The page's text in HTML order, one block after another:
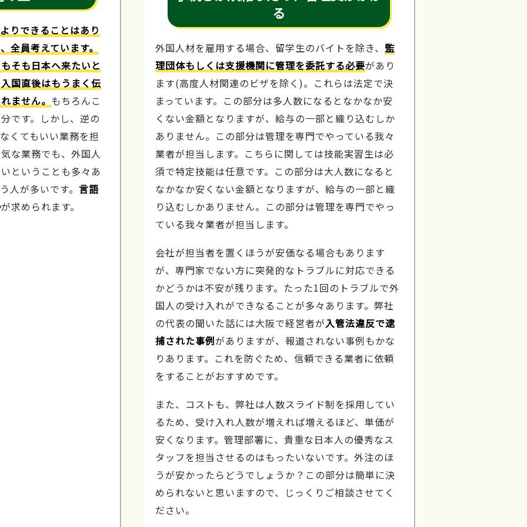
りできることはあり
全員考えています。
そも日本へ来たいと
国直後はもうまく伝
ません。 もちろんこ
です。しかし、逆の
くてもいい業務を担
な業務でも、外国人
ということも多々あ
人が多いです。 言語
が求められます。
る
外国人材を雇用する場合、留学生のバイトを除き、 監
理団体もしくは支援機関に管理を委託する必要があり
ます(高度人材関連のビザを除く)。これらは法定で決
まっています。この部分は多人数になるとなかなか安
くない金額となりますが、給与の一部と織り込むしか
ありません。この部分は管理を専門でやっている我々
業者が担当します。こちらに関しては技能実習生は必
須で特定技能は任意です。この部分は大人数になると
なかなか安くない金額となりますが、給与の一部と織
り込むしかありません。この部分は管理を専門でやっ
ている我々業者が担当します。
会社が担当者を置くほうが安価なる場合もあります
が、専門家でない方に突発的なトラブルに対応できる
かどうかは不安が残ります。たった1回のトラブルで外
国人の受け入れができなることが多々あります。弊社
の代表の聞いた話には大阪で経営者が入管法違反で逮
捕された事例がありますが、報道されない事例もかな
りあります。これを防ぐため、信頼できる業者に依頼
をすることがおすすめです。
また、コストも、弊社は人数スライド制を採用してい
るため、受け入れ人数が増えれば増えるほど、単価が
安くなります。管理部署に、貴重な日本人の優秀なス
タッフを担当させるのはもったいないです。外注のほ
うが安かったらどうでしょうか？この部分は簡単に決
められないと思いますので、じっくりご相談させてく
ださい。